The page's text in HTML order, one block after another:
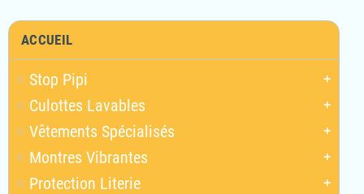
ACCUEIL
Stop Pipi add
Culottes Lavables add
Vêtements Spécialisés add
Montres Vibrantes add
Protection Literie add